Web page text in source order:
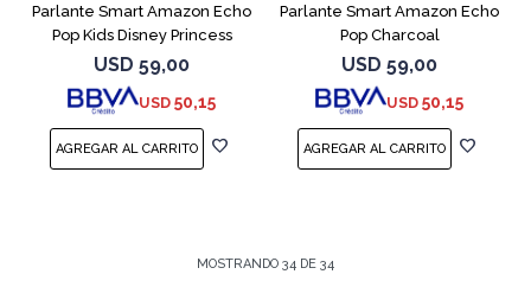
Parlante Smart Amazon Echo
Pop Kids Disney Princess
USD 59,00
USD 50,15
Parlante Smart Amazon Echo
Pop Charcoal
USD 59,00
USD 50,15
MOSTRANDO 34 DE 34